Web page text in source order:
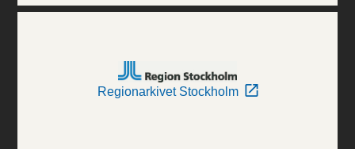
Regionarkivet Stockholm